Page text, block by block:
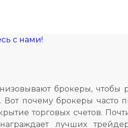
с нами!
брокеры,
Вот почему брокеры
торговых счетов.
лучших